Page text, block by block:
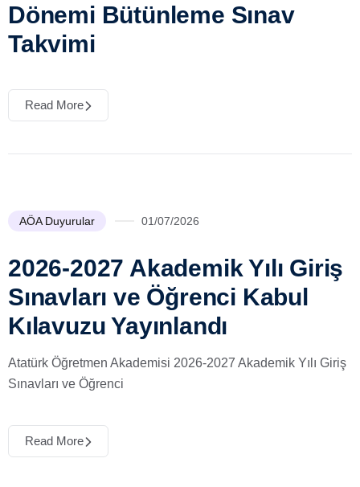
Dönemi Bütünleme Sınav
Takvimi
Read More
AÖA Duyurular 01/07/2026
2026-2027 Akademik Yılı Giriş
Sınavları ve Öğrenci Kabul
Kılavuzu Yayınlandı
Atatürk Öğretmen Akademisi 2026-2027 Akademik Yılı Giriş
Sınavları ve Öğrenci
Read More